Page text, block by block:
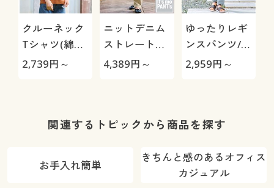
クルーネック
Tシャツ(綿
100%・洗濯
2,739円～
ニットデニム
ストレートパ
ンツ(スマート
わらか・選べ
ス・洗濯機
4,389円～
ゆったりレギ
ンスパンツ/細
見えが叶うら
ト・速乾・洗
2,959円～
関連するトピックから商品を探す
お手入れ簡単
きちんと感のあるオフィス
カジュアル